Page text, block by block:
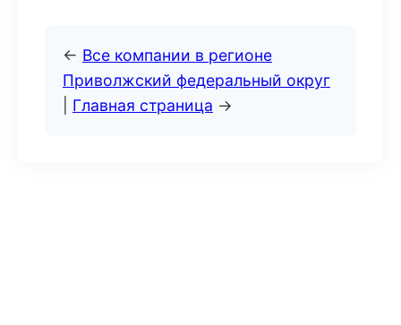
← Все компании в регионе
Приволжский федеральный округ
Главная страница →